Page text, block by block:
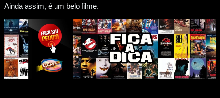
Ainda assim, é um belo filme.